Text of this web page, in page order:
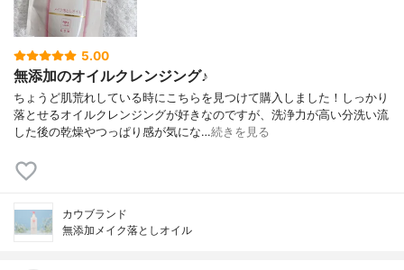
5.00
無添加のオイルクレンジング♪
ちょうど肌荒れしている時にこちらを見つけて購入しました！しっかり
落とせるオイルクレンジングが好きなのですが、洗浄力が高い分洗い流
した後の乾燥やつっぱり感が気にな…続きを見る
カウブランド
無添加メイク落としオイル